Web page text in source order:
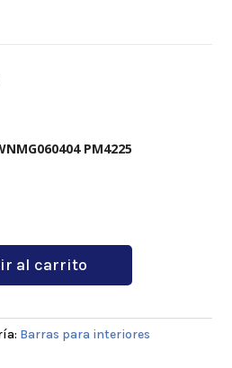
PM4225
al carrito
Barras para interiores